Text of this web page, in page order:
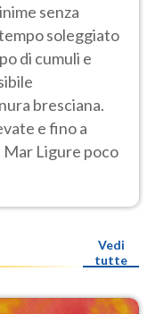
senza
soleggiato
di cumuli e
bresciana.
e fino a
Mar Ligure poco
Vedi
tutte